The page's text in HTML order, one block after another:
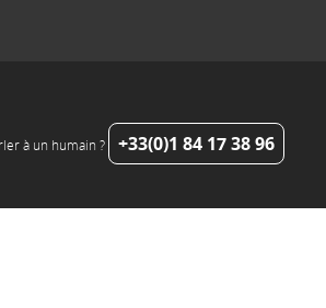
à un humain ? +33(0)1 84 17 38 96